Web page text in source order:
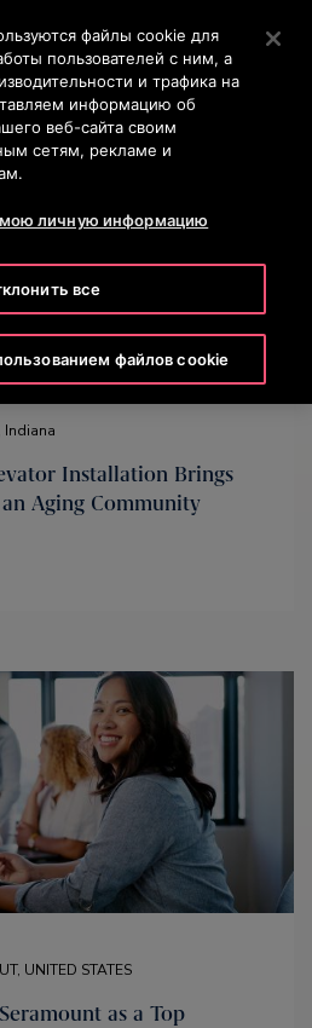
к основному
ПОИСК
Indiana
Installation Brings
Aging Community
UNITED STATES
as a Top
файлы cookie для
пользователей с ним, а
и трафика на
информацию об
веб-сайта своим
сетям, рекламе и
мою личную информацию
все
файлов cookie